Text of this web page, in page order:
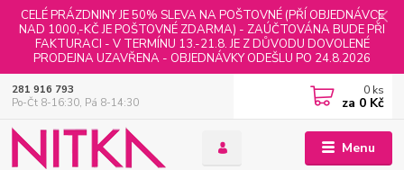
CELÉ PRÁZDNINY JE 50% SLEVA NA POŠTOVNÉ (PŘÍ OBJEDNÁVCE
NAD 1000,-KČ JE POŠTOVNÉ ZDARMA) - ZAÚČTOVÁNA BUDE PŘI
FAKTURACI - V TERMÍNU 13.-21.8. JE Z DŮVODU DOVOLENÉ
PRODEJNA UZAVŘENA - OBJEDNÁVKY ODEŠLU PO 24.8.2026
Menu
281 916 793
Po-Čt 8-16:30, Pá 8-14:30
0 ks
za 0 Kč